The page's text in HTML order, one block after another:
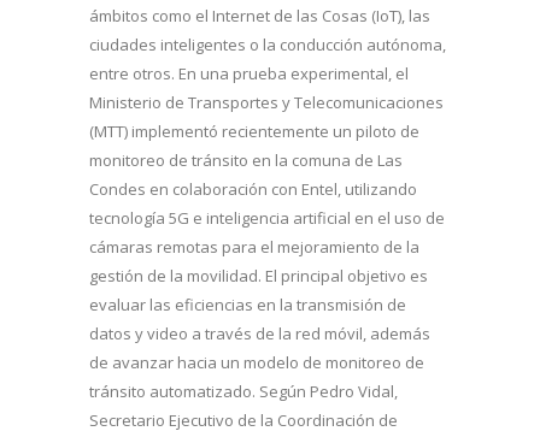
ámbitos como el Internet de las Cosas (IoT), las
ciudades inteligentes o la conducción autónoma,
entre otros. En una prueba experimental, el
Ministerio de Transportes y Telecomunicaciones
(MTT) implementó recientemente un piloto de
monitoreo de tránsito en la comuna de Las
Condes en colaboración con Entel, utilizando
tecnología 5G e inteligencia artificial en el uso de
cámaras remotas para el mejoramiento de la
gestión de la movilidad. El principal objetivo es
evaluar las eficiencias en la transmisión de
datos y video a través de la red móvil, además
de avanzar hacia un modelo de monitoreo de
tránsito automatizado. Según Pedro Vidal,
Secretario Ejecutivo de la Coordinación de